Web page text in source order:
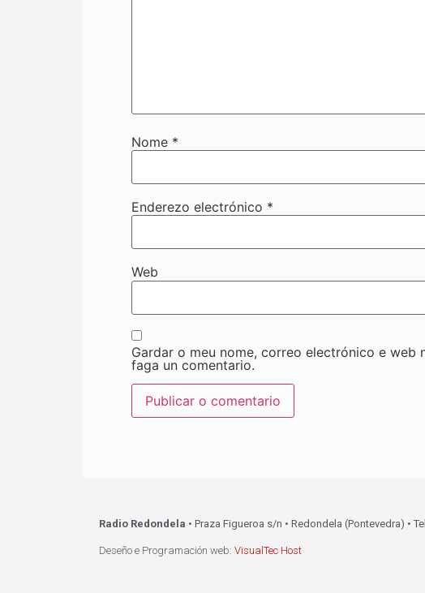
Nome *
Enderezo electrónico *
Web
Gardar o meu nome, correo electrónico e
faga un comentario.
Radio Redondela • Praza Figueroa s/n • Redondela (Pontevedra) •
Deseño e Programación web: VisualTec Host